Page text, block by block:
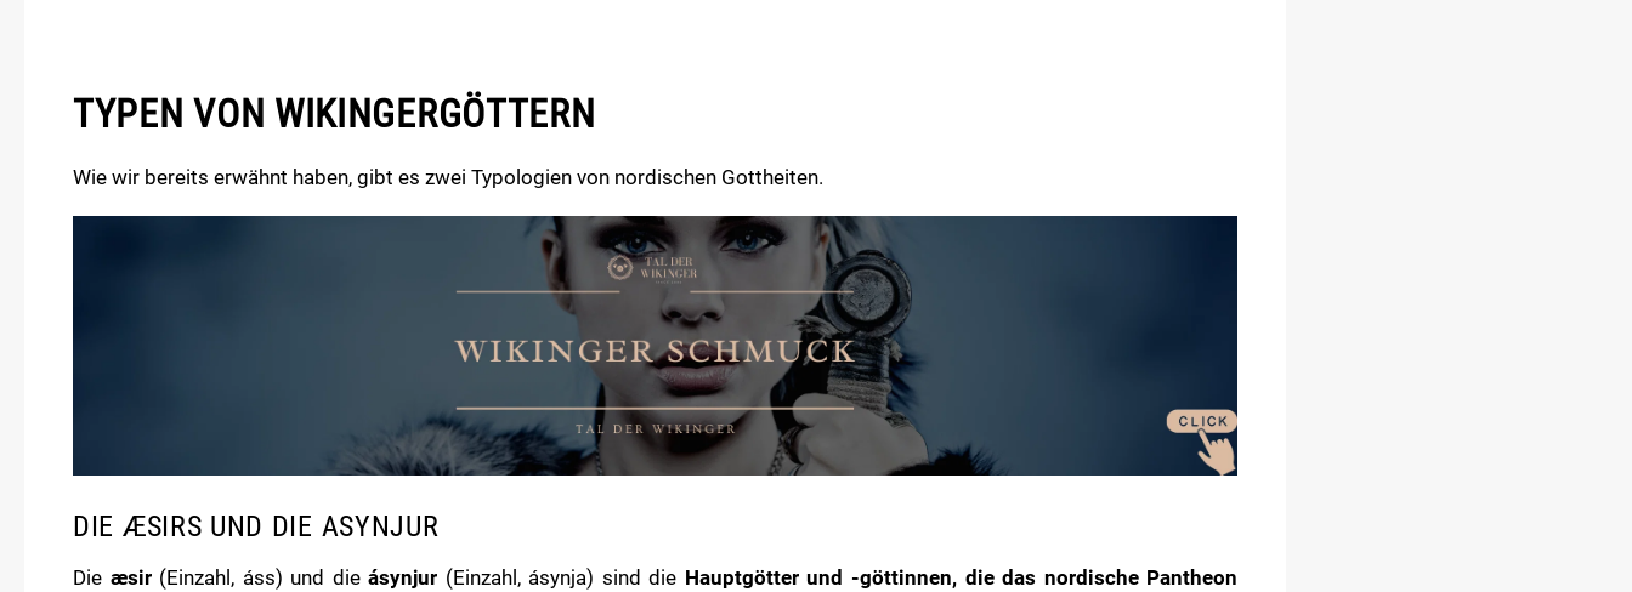
TYPEN VON WIKINGERGÖTTERN
Wie wir bereits erwähnt haben, gibt es zwei Typologien von nordischen Gottheiten.
DIE ÆSIRS UND DIE ASYNJUR
Die æsir(Einzahl, áss) und dieásynjur (Einzahl, ásynja) sind die Hauptgötter und -göttinnen, die das nordische Pantheon